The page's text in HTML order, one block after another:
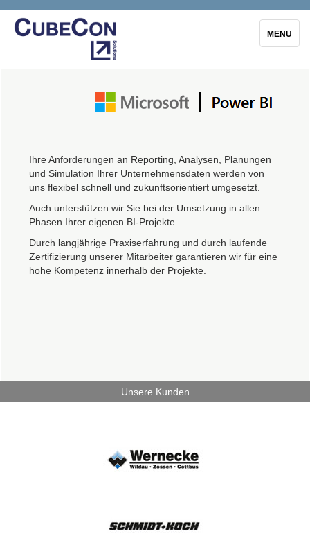
Toggle
MENU
Ihre Anforderungen an Reporting, Analysen, Planungen
und Simulation Ihrer Unternehmensdaten werden von
uns flexibel schnell und zukunftsorientiert umgesetzt.
Auch unterstützen wir Sie bei der Umsetzung in allen
Phasen Ihrer eigenen BI-Projekte.
Durch langjährige Praxiserfahrung und durch laufende
Zertifizierung unserer Mitarbeiter garantieren wir für eine
hohe Kompetenz innerhalb der Projekte.
Unsere Kunden